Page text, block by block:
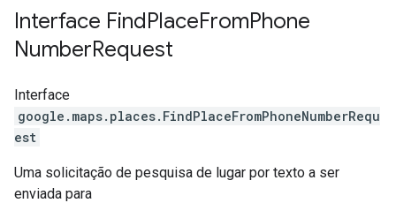
Interface FindPlaceFromPhone
NumberRequest
Interface
google.maps.places. FindPlaceFromPhoneNumberRequ
est
Uma solicitação de pesquisa de lugar por texto a ser
enviada para